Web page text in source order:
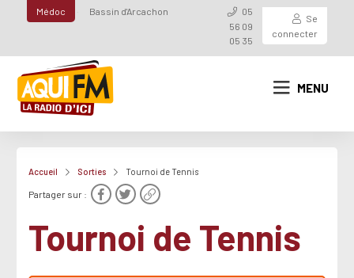
Médoc Bassin d'Arcachon
05
56 09
05 35
Se
connecter
MENU
Accueil Sorties Tournoi de Tennis
Partager sur :
Tournoi de Tennis